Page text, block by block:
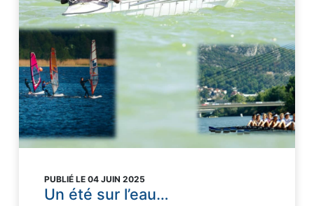
PUBLIÉ LE 04 JUIN 2025
Un été sur l’eau…